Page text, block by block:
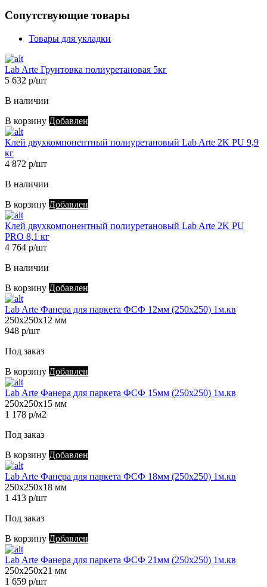
Сопутствующие товары
Товары для укладки
Lab Arte Грунтовка полиуретановая 5кг
5 632 р/шт
В наличии
В корзину Добавлен
Клей двухкомпонентный полиуретановый Lab Arte 2K PU 9,9
кг
4 872 р/шт
В наличии
В корзину Добавлен
Клей двухкомпонентный полиуретановый Lab Arte 2K PU
PRO 8,1 кг
4 764 р/шт
В наличии
В корзину Добавлен
Lab Arte Фанера для паркета ФСФ 12мм (250х250) 1м.кв
250х250х12 мм
948 р/шт
Под заказ
В корзину Добавлен
Lab Arte Фанера для паркета ФСФ 15мм (250х250) 1м.кв
250х250х15 мм
1 178 р/м2
Под заказ
В корзину Добавлен
Lab Arte Фанера для паркета ФСФ 18мм (250х250) 1м.кв
250х250х18 мм
1 413 р/шт
Под заказ
В корзину Добавлен
Lab Arte Фанера для паркета ФСФ 21мм (250х250) 1м.кв
250х250х21 мм
1 659 р/шт